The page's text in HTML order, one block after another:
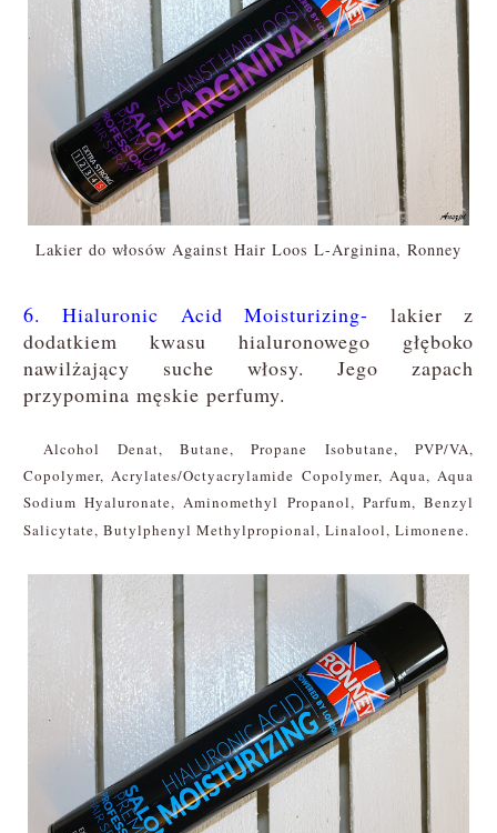
Lakier do włosów Against Hair Loos L-Arginina, Ronney
6. Hialuronic Acid Moisturizing- lakier z
dodatkiem kwasu hialuronowego głęboko
nawilżający suche włosy. Jego zapach
przypomina męskie perfumy.
Alcohol Denat, Butane, Propane Isobutane, PVP/VA,
Copolymer, Acrylates/Octyacrylamide Copolymer, Aqua, Aqua
Sodium Hyaluronate, Aminomethyl Propanol, Parfum, Benzyl
Salicytate, Butylphenyl Methylpropional, Linalool, Limonene.